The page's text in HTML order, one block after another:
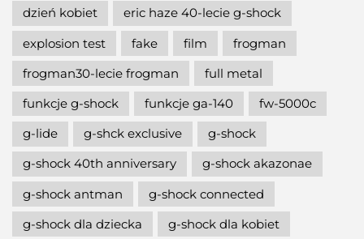
dzień kobiet
eric haze 40-lecie g-shock
explosion test
fake film
frogman
frogman30-lecie frogman
full metal
funkcje g-shock
funkcje ga-140
fw-5000c
g-lide
g-shck exclusive
g-shock
g-shock 40th anniversary
g-shock akazonae
g-shock antman
g-shock connected
g-shock dla dziecka
g-shock dla kobiet